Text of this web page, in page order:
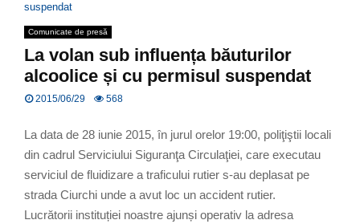
suspendat
Comunicate de presă
La volan sub influența băuturilor
alcoolice și cu permisul suspendat
2015/06/29 568
La data de 28 iunie 2015, în jurul orelor 19:00, poliţiştii locali
din cadrul Serviciului Siguranţa Circulaţiei, care executau
serviciul de fluidizare a traficului rutier s-au deplasat pe
strada Ciurchi unde a avut loc un accident rutier.
Lucrătorii instituției noastre ajunși operativ la adresa